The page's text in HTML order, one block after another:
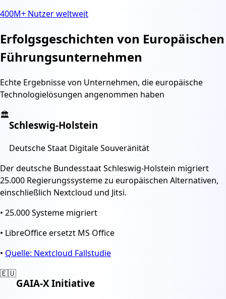
400M+ Nutzer weltweit
Erfolgsgeschichten von Europäischen
Führungsunternehmen
Echte Ergebnisse von Unternehmen, die europäische
Technologielösungen angenommen haben
🏛️
Schleswig-Holstein
Deutsche Staat Digitale Souveränität
Der deutsche Bundesstaat Schleswig-Holstein migriert
25.000 Regierungssysteme zu europäischen Alternativen,
einschließlich Nextcloud und Jitsi.
• 25.000 Systeme migriert
• LibreOffice ersetzt MS Office
• Quelle: Nextcloud Fallstudie
🇪🇺
GAIA-X Initiative